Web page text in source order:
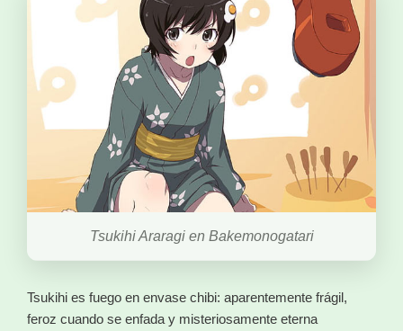
Tsukihi Araragi en Bakemonogatari
Tsukihi es fuego en envase chibi: aparentemente frágil,
feroz cuando se enfada y misteriosamente eterna